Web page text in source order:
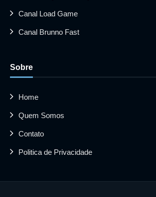
Canal Load Game
Canal Brunno Fast
Sobre
Home
Quem Somos
Contato
Politica de Privacidade